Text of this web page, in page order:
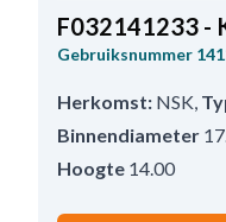
F032141233 -
Gebruiksnummer
Herkomst: NSK,
Binnendiameter
Hoogte 14.00